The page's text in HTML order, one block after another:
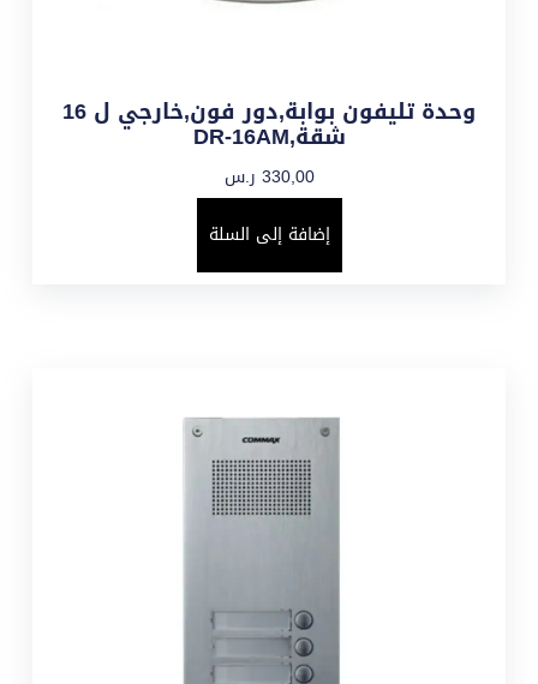
وحدة تليفون بوابة,دور فون,خارجي ل 16
شقة,DR-16AM
330,00 ر.س
إضافة إلى السلة